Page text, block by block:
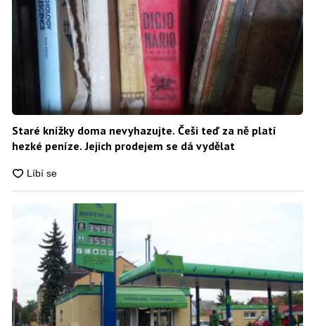
Staré knížky doma nevyhazujte. Češi teď za ně platí
hezké peníze. Jejich prodejem se dá vydělat